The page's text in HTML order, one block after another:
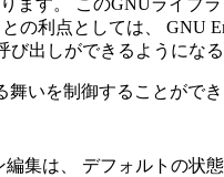
の利点としては、 GNU
出しができるようになる
いを制御することができ
集は、 デフォルトの状態